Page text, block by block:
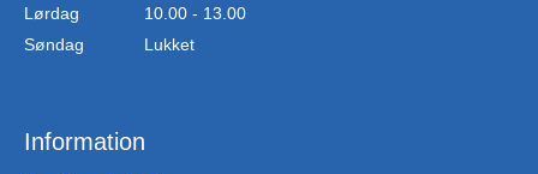
Lørdag
10.00 - 13.00
Søndag
Lukket
Information